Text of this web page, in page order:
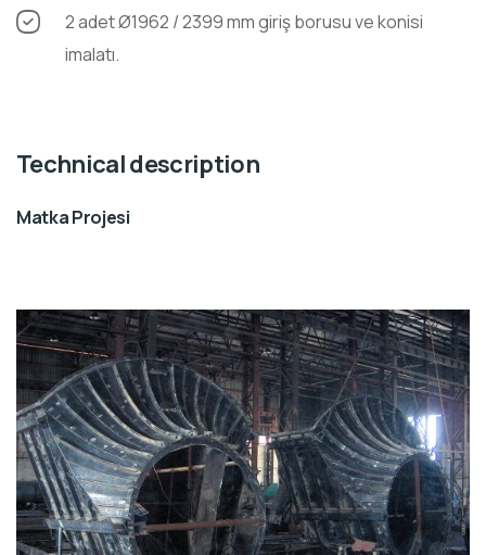
2 adet Ø1962 / 2399 mm giriş borusu ve konisi
imalatı.
Technical description
Matka Projesi